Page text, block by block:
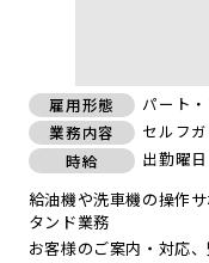
雇用形態
パート
業務内容
セルフ
時給
出勤曜
給油機や洗車機の操作
タンド業務
お客様のご案内・対応